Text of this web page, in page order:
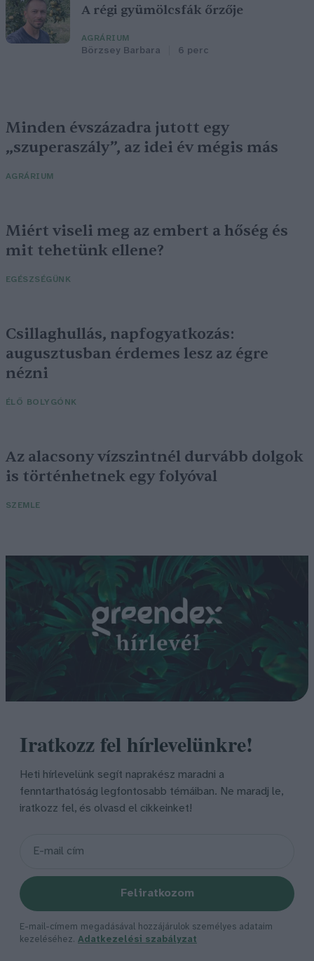
A régi gyümölcsfák őrzője
AGRÁRIUM
Börzsey Barbara 6 perc
Minden évszázadra jutott egy
„szuperaszály”, az idei év mégis más
AGRÁRIUM
Miért viseli meg az embert a hőség és
mit tehetünk ellene?
EGÉSZSÉGÜNK
Csillaghullás, napfogyatkozás:
augusztusban érdemes lesz az égre
nézni
ÉLŐ BOLYGÓNK
Az alacsony vízszintnél durvább dolgok
is történhetnek egy folyóval
SZEMLE
Iratkozz fel hírlevelünkre!
Heti hírlevelünk segít naprakész maradni a
fenntarthatóság legfontosabb témáiban. Ne maradj le,
iratkozz fel, és olvasd el cikkeinket!
Feliratkozom
E-mail-címem megadásával hozzájárulok személyes adataim
kezeléséhez. Adatkezelési szabályzat